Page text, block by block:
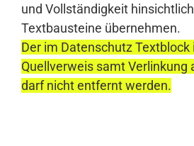
und Vollständigkeit
Textbausteine übernehmen.
Der im Datenschutz Textblock
Quellverweis samt Verlinkung
darf nicht entfernt werden.